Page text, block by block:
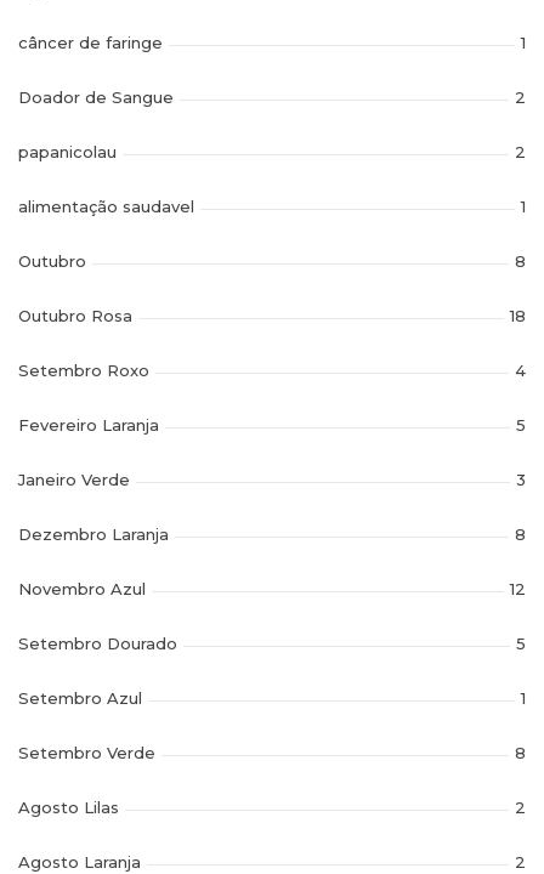
câncer de faringe 1
Doador de Sangue 2
papanicolau 2
alimentação saudavel 1
Outubro 8
Outubro Rosa 18
Setembro Roxo 4
Fevereiro Laranja 5
Janeiro Verde 3
Dezembro Laranja 8
Novembro Azul 12
Setembro Dourado 5
Setembro Azul 1
Setembro Verde 8
Agosto Lilas 2
Agosto Laranja 2